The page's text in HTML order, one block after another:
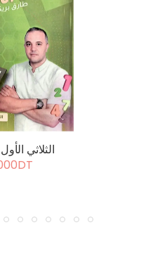
USM 5 الثلاثي الأول